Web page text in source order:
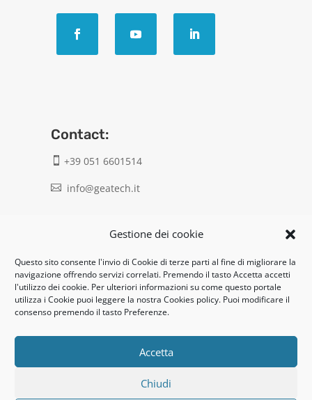
Gestione dei cookie
Questo sito consente l'invio di Cookie di terze parti al fine di migliorare la
navigazione offrendo servizi correlati. Premendo il tasto Accetta accetti
l'utilizzo dei cookie. Per ulteriori informazioni su come questo portale
utilizza i Cookie puoi leggere la nostra Cookies policy. Puoi modificare il
consenso premendo il tasto Preferenze.
Accetta
Chiudi
Contact:
 +39 051 6601514
 info@geatech.it
Legal:
Privacy policy
Informativa clienti / fornitori
UNI EN ISO 14001: 2015